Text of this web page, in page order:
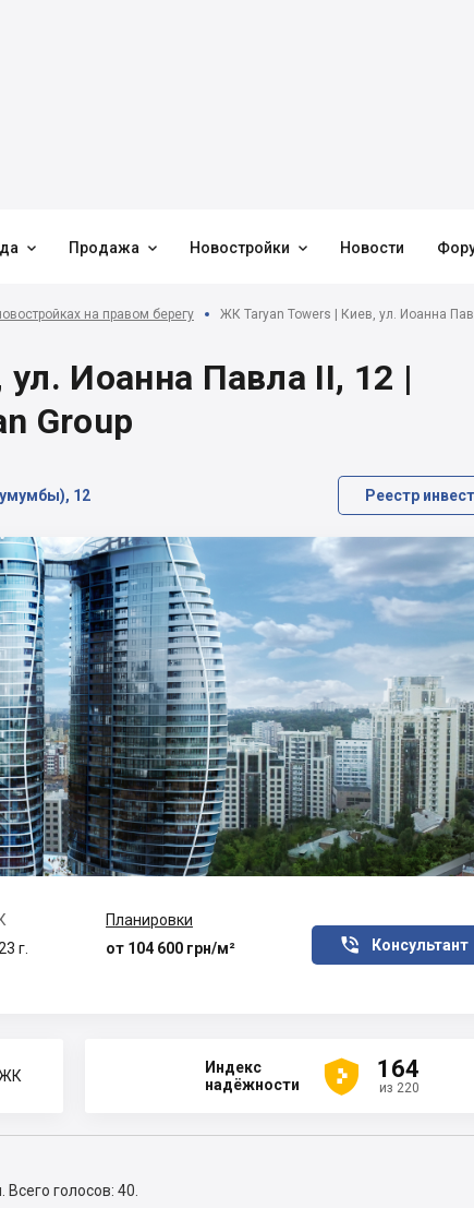
 Продажа  Новостройки  Новости
на правом берегу ЖК Taryan Towers | Киев, ул. Иоанна
Иоанна Павла ІІ, 12 |
Group
12 Реестр
г.
Планировки
от 104 600 грн/м²
Консультант

Индекс
надёжности




 164
из 220
Всего голосов: 40.